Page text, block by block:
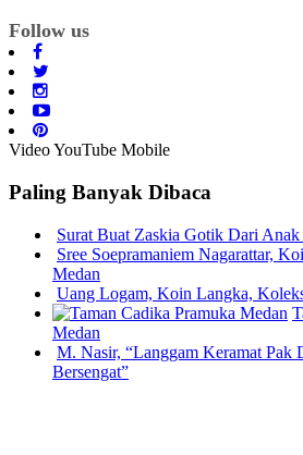
Follow us
Video YouTube Mobile
Paling Banyak Dibaca
Surat Buat Zaskia Gotik Dari Anak
Sree Soepramaniem Nagarattar,
Medan
Uang Logam, Koin Langka,
Medan
M. Nasir, “Langgam Keramat Pak
Bersengat”